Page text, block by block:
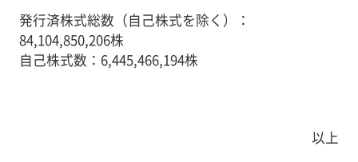
発行済株式総数（自己株式を除く）：
84,104,850,206株
自己株式数：6,445,466,194株
以上